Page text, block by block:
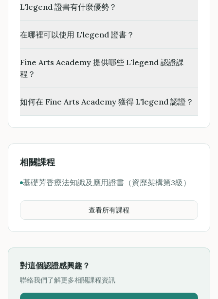
L'legend 證書有什麼優勢？
在哪裡可以使用 L'legend 證書？
Fine Arts Academy 提供哪些 L'legend 認證課
程？
如何在 Fine Arts Academy 獲得 L'legend 認證？
相關課程
基礎芳香療法知識及應用證書（資歷架構第3級）
查看所有課程
對這個認證感興趣？
聯絡我們了解更多相關課程資訊